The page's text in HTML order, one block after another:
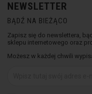
NEWSLETTER
BĄDŹ NA BIEŻĄCO
Zapisz się do newslettera,
sklepu internetowego oraz
Możesz w każdej chwili